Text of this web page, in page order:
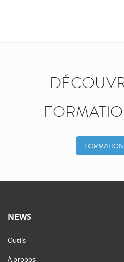
NEWS
Outils
À propos